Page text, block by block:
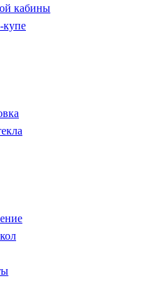
кабины
купе